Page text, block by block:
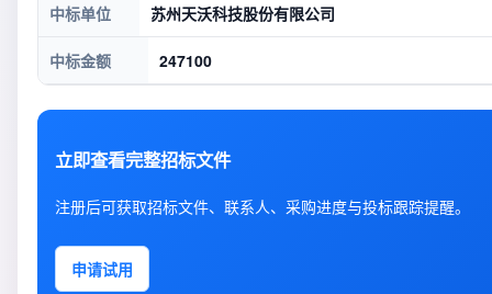
中标单位 苏州天沃科技股份有限公司
中标金额 247100
立即查看完整招标文件
注册后可获取招标文件、联系人、采购进度与投标跟踪提醒。
申请试用